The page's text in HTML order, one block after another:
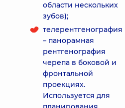
области нескольких
зубов);
телерентгенография
– панорамная
рентгенография
черепа в боковой и
фронтальной
проекциях.
Используется для